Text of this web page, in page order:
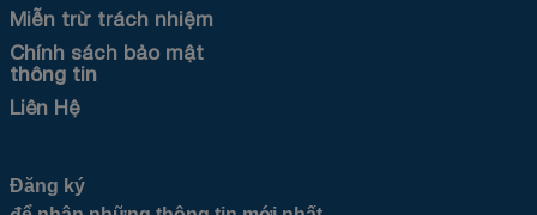
Miễn trừ trách nhiệm
Chính sách bảo mật
thông tin
Liên Hệ
Đăng ký